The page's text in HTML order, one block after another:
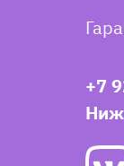
+7